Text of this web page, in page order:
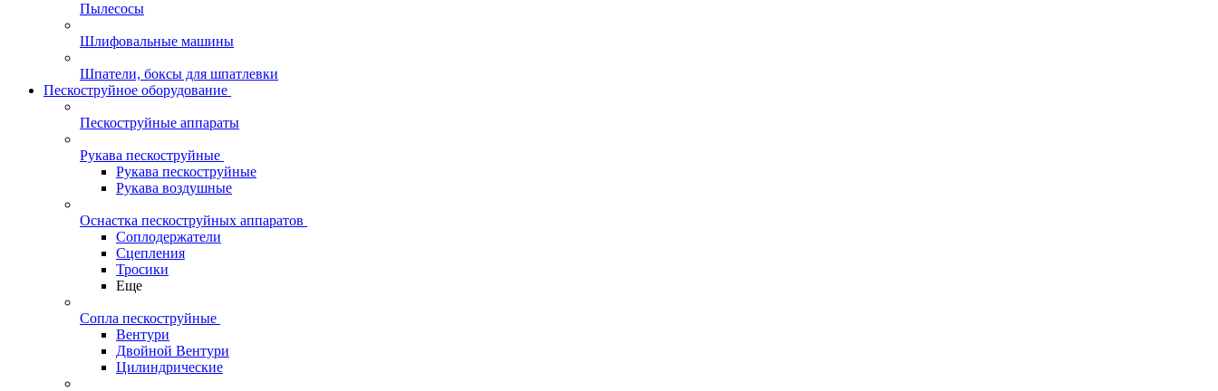
Пылесосы
Шлифовальные машины
Шпатели, боксы для шпатлевки
Пескоструйное оборудование
Пескоструйные аппараты
Рукава пескоструйные
Рукава пескоструйные
Рукава воздушные
Оснастка пескоструйных аппаратов
Соплодержатели
Сцепления
Тросики
Еще
Сопла пескоструйные
Вентури
Двойной Вентури
Цилиндрические